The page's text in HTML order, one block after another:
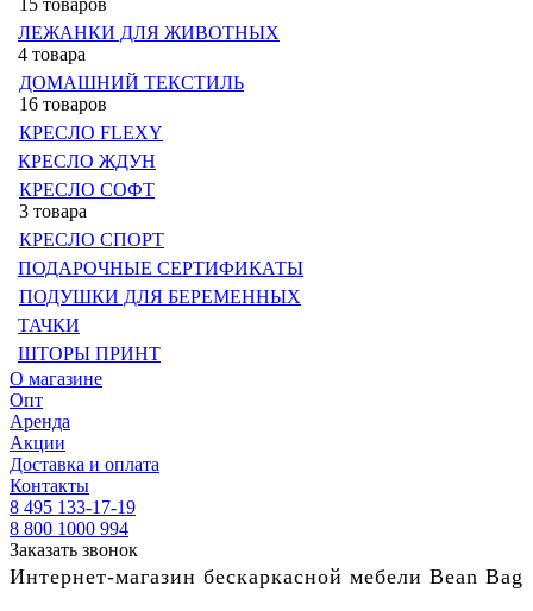
15 товаров
ЛЕЖАНКИ ДЛЯ ЖИВОТНЫХ
4 товара
ДОМАШНИЙ ТЕКСТИЛЬ
16 товаров
КРЕСЛО FLEXY
КРЕСЛО ЖДУН
КРЕСЛО СОФТ
3 товара
КРЕСЛО СПОРТ
ПОДАРОЧНЫЕ СЕРТИФИКАТЫ
ПОДУШКИ ДЛЯ БЕРЕМЕННЫХ
ТАЧКИ
ШТОРЫ ПРИНТ
О магазине
Опт
Аренда
Акции
Доставка и оплата
Контакты
8 495 133-17-19
8 800 1000 994
Заказать звонок
Интернет-магазин бескаркасной мебели Bean Bag